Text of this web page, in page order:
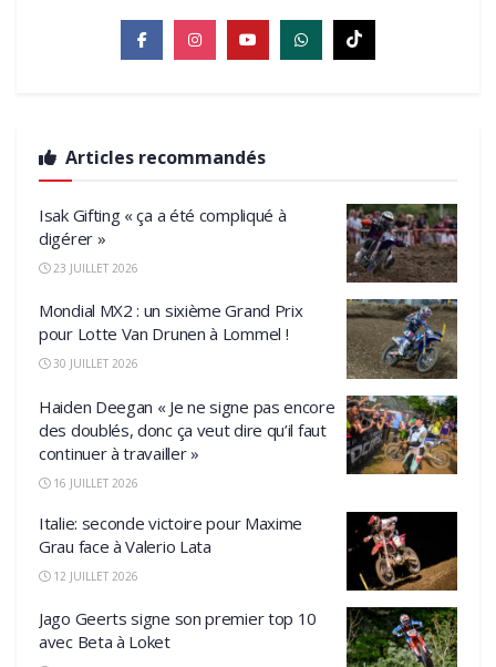
Articles recommandés
Isak Gifting « ça a été compliqué à
digérer »
23 JUILLET 2026
Mondial MX2 : un sixième Grand Prix
pour Lotte Van Drunen à Lommel !
30 JUILLET 2026
Haiden Deegan « Je ne signe pas encore
des doublés, donc ça veut dire qu’il faut
continuer à travailler »
16 JUILLET 2026
Italie: seconde victoire pour Maxime
Grau face à Valerio Lata
12 JUILLET 2026
Jago Geerts signe son premier top 10
avec Beta à Loket